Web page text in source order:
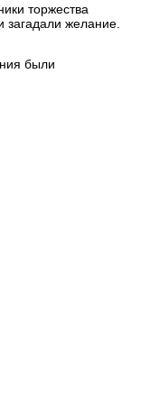
торжества
загадали желание.
были